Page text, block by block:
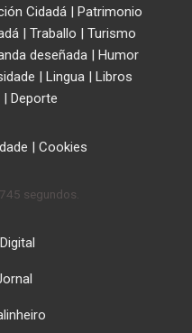
Cidadá| Patrimonio
| Traballo | Turismo
deseñada | Humor
| Lingua| Libros
| Deporte
| Cookies
segundos.